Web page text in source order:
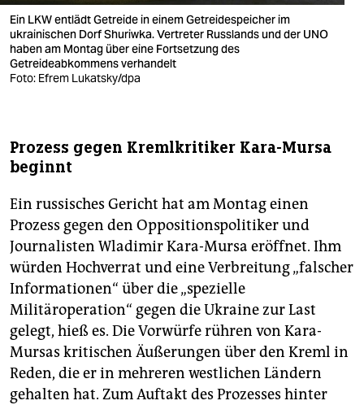
Ein LKW entlädt Getreide in einem Getreidespeicher im
ukrainischen Dorf Shuriwka. Vertreter Russlands und der UNO
haben am Montag über eine Fortsetzung des
Getreideabkommens verhandelt
Foto: Efrem Lukatsky/dpa
Prozess gegen Kremlkritiker Kara-Mursa
beginnt
Ein russisches Gericht hat am Montag einen
Prozess gegen den Oppositionspolitiker und
Journalisten Wladimir Kara-Mursa eröffnet. Ihm
würden Hochverrat und eine Verbreitung „falscher
Informationen“ über die „spezielle
Militäroperation“ gegen die Ukraine zur Last
gelegt, hieß es. Die Vorwürfe rühren von Kara-
Mursas kritischen Äußerungen über den Kreml in
Reden, die er in mehreren westlichen Ländern
gehalten hat. Zum Auftakt des Prozesses hinter